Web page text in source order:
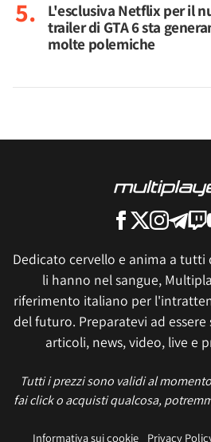
L'esclusiva Netflix per il
trailer di GTA 6 sta
molte polemiche
Dedicato cervello e anima a
li hanno nel sangue,
riferimento italiano per
del futuro. Preparatevi ad
articoli, news, video, live e
Tutti i prezzi sono validi al
fai click o acquisti qualcosa,
Informativa sui cookie Privacy